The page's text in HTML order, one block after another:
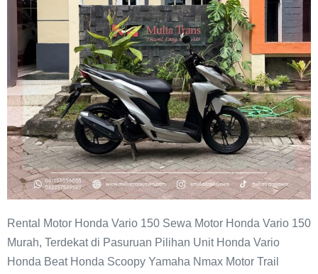
Rental Motor Honda Vario 150 Sewa Motor Honda Vario 150
Murah, Terdekat di Pasuruan Pilihan Unit Honda Vario
Honda Beat Honda Scoopy Yamaha Nmax Motor Trail